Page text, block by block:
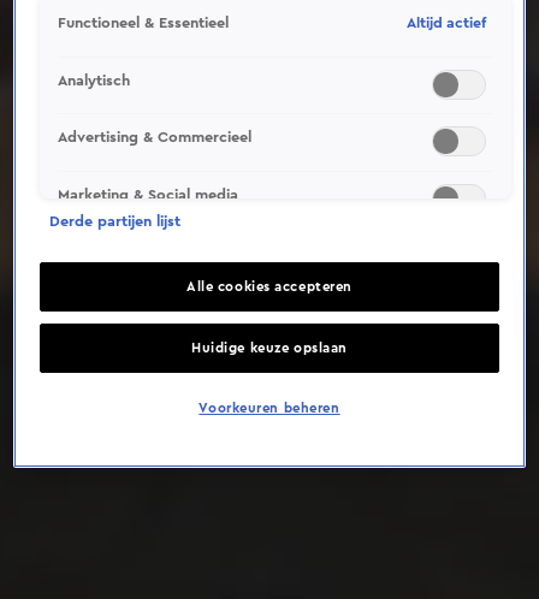
Deze video is niet beschikbaar op je huidige locatie
Functioneel & Essentieel Altijd actief
Analytisch
Advertising & Commercieel
Marketing & Social media
Derde partijen lijst
Alle cookies accepteren
Huidige keuze opslaan
Voorkeuren beheren